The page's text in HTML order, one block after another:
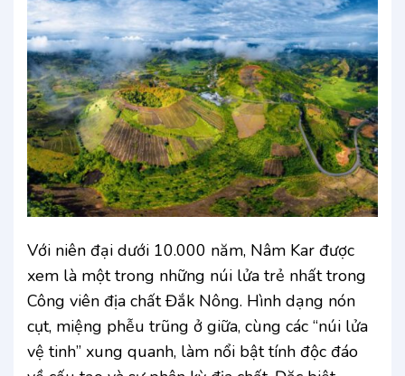
Với niên đại dưới 10.000 năm, Nâm Kar được
xem là một trong những núi lửa trẻ nhất trong
Công viên địa chất Đắk Nông. Hình dạng nón
cụt, miệng phễu trũng ở giữa, cùng các “núi lửa
vệ tinh” xung quanh, làm nổi bật tính độc đáo